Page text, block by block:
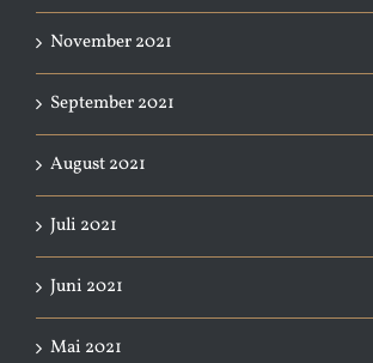
November 2021
September 2021
August 2021
Juli 2021
Juni 2021
Mai 2021